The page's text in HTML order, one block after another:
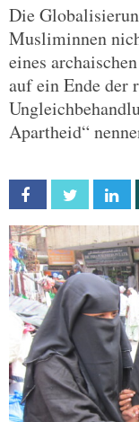
Die
Musliminnen
eines
auf ein Ende der
Apartheid“
Facebook Twitter